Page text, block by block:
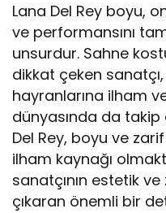
Lana Del Rey boyu,
ve performansını
unsurdur. Sahne
dikkat çeken
hayranlarına ilham
dünyasında da
Del Rey, boyu ve
ilham kaynağı
sanatçının estetik
çıkaran önemli bir